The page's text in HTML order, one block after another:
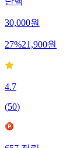
단백
30,000원
27%21,900원
4.7
(50)